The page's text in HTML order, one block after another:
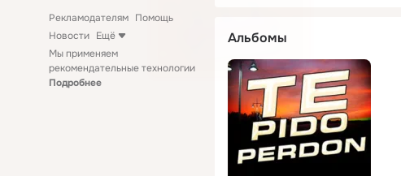
Рекламодателям Помощь
Новости Ещё
Мы применяем
рекомендательные технологии
Подробнее
Альбомы